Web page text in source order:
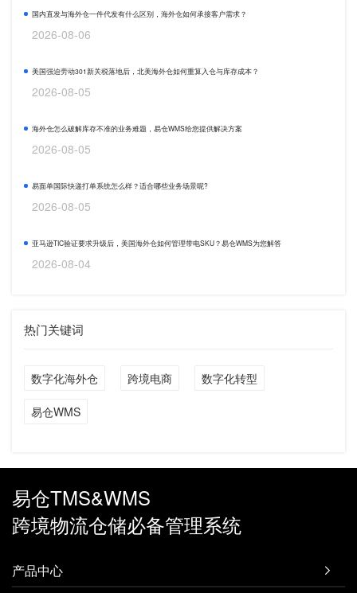
国内直发与海外仓一件代发有什么区别，海外仓如何承接客户需求？
2026-08-06
美国强迫劳动301新关税落地后，北美海外仓如何重算入仓与库存成本？
2026-08-05
海外仓怎么破解库存不准的业务难题，易仓WMS给您提供解决方案
2026-08-05
易面单国际快递打单系统怎么样？适合哪些业务场景呢?
2026-08-05
亚马逊TIC验证要求升级后，美国海外仓如何管理带电SKU？易仓WMS为您解答
2026-08-04
热门关键词
数字化海外仓 跨境电商 数字化转型
易仓WMS
易仓TMS&WMS
跨境物流仓储必备管理系统
产品中心 